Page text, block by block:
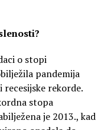
o stopi
pandemija
rekorde.
stopa
je 2013., kad